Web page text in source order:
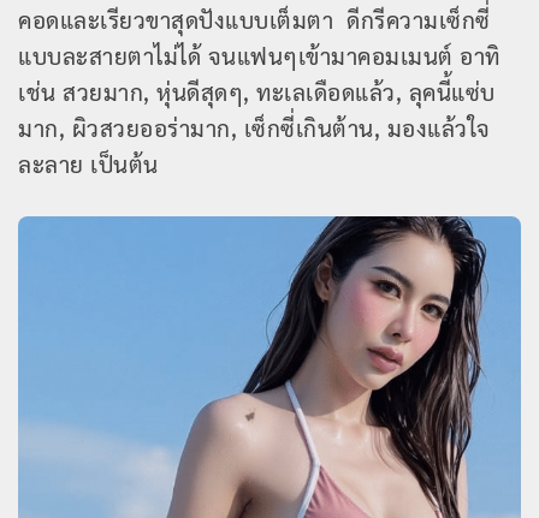
คอดและเรียวขาสุดปังแบบเต็มตา ดีกรีความเซ็กซี่
แบบละสายตาไม่ได้ จนแฟนๆเข้ามาคอมเมนต์ อาทิ
เช่น สวยมาก, หุ่นดีสุดๆ, ทะเลเดือดแล้ว, ลุคนี้แซ่บ
มาก, ผิวสวยออร่ามาก, เซ็กซี่เกินต้าน, มองแล้วใจ
ละลาย เป็นต้น